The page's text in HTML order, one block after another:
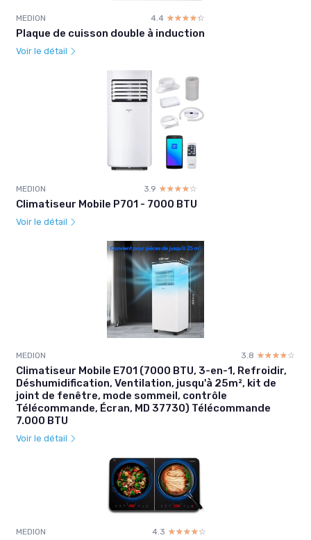
MEDION 4.4 ☆☆☆☆☆
★★★★★
Plaque de cuisson double à induction
Voir le détail
MEDION 3.9 ☆☆☆☆☆
★★★★★
Climatiseur Mobile P701 - 7000 BTU
Voir le détail
MEDION 3.8 ☆☆☆☆☆
★★★★★
Climatiseur Mobile E701 (7000 BTU, 3-en-1, Refroidir,
Déshumidification, Ventilation, jusqu'à 25m², kit de
joint de fenêtre, mode sommeil, contrôle
Télécommande, Écran, MD 37730) Télécommande
7.000 BTU
Voir le détail
MEDION 4.3 ☆☆☆☆☆
★★★★★